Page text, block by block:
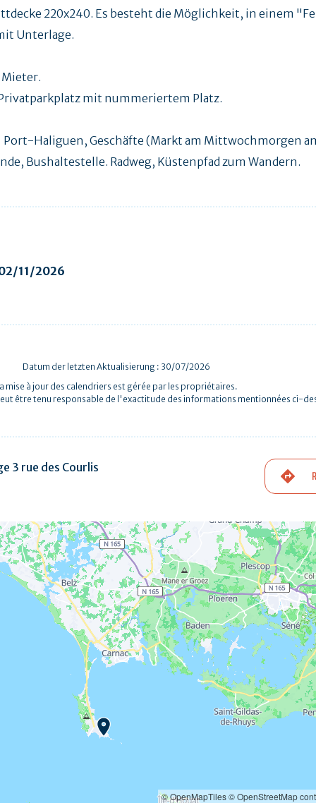
220x240. Es besteht die Möglichkeit, in einem
Unterlage.
Mieter.
mit nummeriertem Platz.
Port-Haliguen, Geschäfte (Markt am Mittwochmorgen
Bushaltestelle. Radweg, Küstenpfad zum Wandern.
11/2026
Datum der letzten Aktualisierung : 30/07/2026
mise à jour des calendriers est gérée par les propriétaires.
être tenu responsable de l'exactitude des informations mentionnées ci-
3 rue des Courlis
© OpenMapTiles© OpenStreetMap